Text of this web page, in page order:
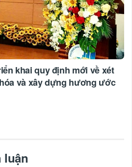
khai quy định mới về xét
và xây dựng hương ước
luận